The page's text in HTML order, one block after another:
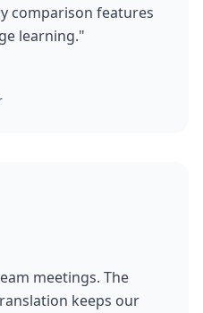
comparison features
learning."
meetings. The
keeps our